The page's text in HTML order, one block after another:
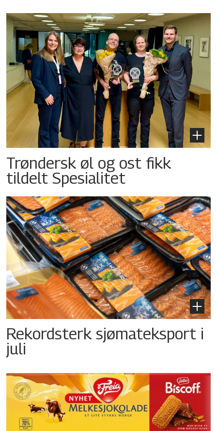
Trøndersk øl og ost fikk
tildelt Spesialitet
Rekordsterk sjømateksport i
juli